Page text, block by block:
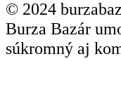
© 2024
Burza Bazár
súkromný aj